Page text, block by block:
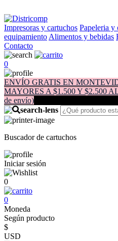
Impresoras y cartuchos Papeleria y
equipamiento Alimentos y bebidas
Contacto
0
ENVÍO GRATIS EN
MAYORES A $1.500 Y $2.500
de envío)
Buscador de cartuchos
Iniciar sesión
0
0
Moneda
Según producto
$
USD